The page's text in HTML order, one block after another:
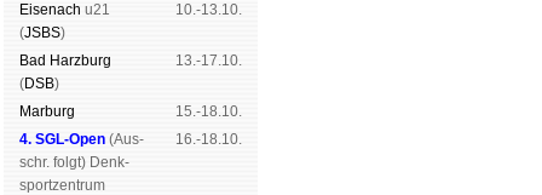
Eise­nach u21
(JSBS)
10.-13.10.
Bad Harz­burg
(DSB)
13.-17.10.
Mar­burg
15.-18.10.
4. SGL-Open (Aus­
schr. folgt) Denk­
sport­zen­trum
16.-18.10.